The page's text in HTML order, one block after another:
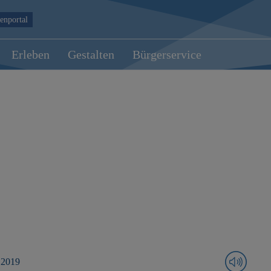
Erleben Gestalten Bürgerservice